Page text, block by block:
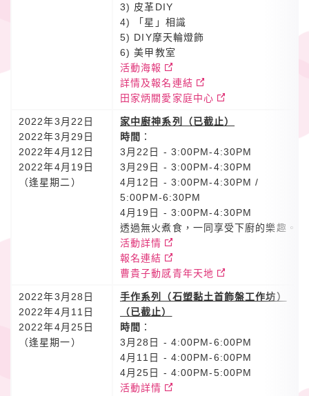
3) 皮革DIY
4) 「星」相識
5) DIY摩天輪燈飾
6) 美甲教室
活動海報
詳情及報名連結
田家炳關愛家庭中心
2022年3月22日
2022年3月29日
2022年4月12日
2022年4月19日
（逢星期二）
家中廚神系列（已截止）
時間 ：
3月22日 - 3:00PM-4:30PM
3月29日 - 3:00PM-4:30PM
4月12日 - 3:00PM-4:30PM /
5:00PM-6:30PM
4月19日 - 3:00PM-4:30PM
透過無火煮食，一同享受下廚的樂趣。
活動詳情
報名連結
曹貴子動感青年天地
2022年3月28日
2022年4月11日
2022年4月25日
（逢星期一）
手作系列（石塑黏土首飾盤工作坊）
（已截止）
時間 ：
3月28日 - 4:00PM-6:00PM
4月11日 - 4:00PM-6:00PM
4月25日 - 4:00PM-5:00PM
活動詳情